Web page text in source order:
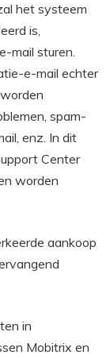
het systeem
is,
mail sturen.
e-mail echter
spam-
enz. In dit
Center
worden
aankoop
in
Mobitrix en